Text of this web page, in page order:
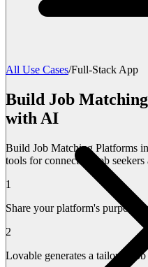
All Use Cases/Full-Stack App
Build Job
with AI
Build Job Matching Platforms
tools for connecting job seekers
1
Share your platform's purpose
2
Lovable generates a tailored